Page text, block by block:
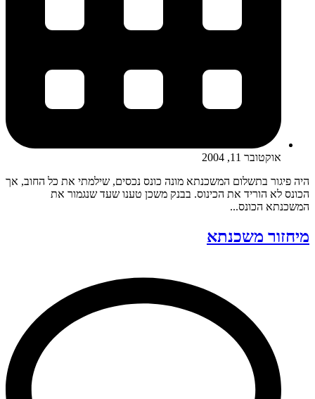
אוקטובר 11, 2004
היה פיגור בתשלום המשכנתא מונה כונס נכסים, שילמתי את כל החוב, אך
הכונס לא הוריד את הכינוס. בבנק משכן טענו שעד שנגמור את
המשכנתא הכונס...
מיחזור משכנתא